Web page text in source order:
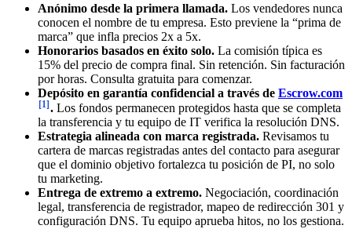
Anónimo desde la primera llamada. Los vendedores nunca
conocen el nombre de tu empresa. Esto previene la “prima de
marca” que infla precios 2x a 5x.
Honorarios basados en éxito solo. La comisión típica es
15% del precio de compra final. Sin retención. Sin facturación
por horas. Consulta gratuita para comenzar.
Depósito en garantía confidencial a través de Escrow.com
[1] . Los fondos permanecen protegidos hasta que se completa
la transferencia y tu equipo de IT verifica la resolución DNS.
Estrategia alineada con marca registrada. Revisamos tu
cartera de marcas registradas antes del contacto para asegurar
que el dominio objetivo fortalezca tu posición de PI, no solo
tu marketing.
Entrega de extremo a extremo. Negociación, coordinación
legal, transferencia de registrador, mapeo de redirección 301 y
configuración DNS. Tu equipo aprueba hitos, no los gestiona.